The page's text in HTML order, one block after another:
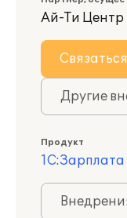
Ай-Ти Центр
Связаться
Другие
Продукт
1С:Зарплата